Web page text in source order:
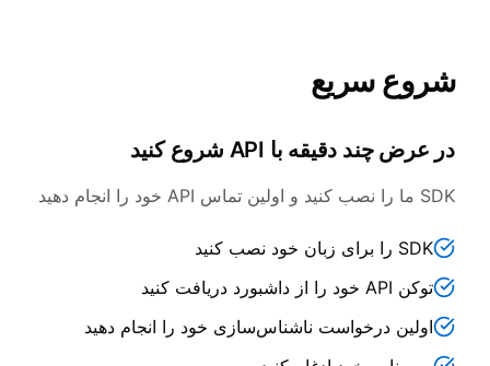
شروع سریع
در عرض چند دقیقه با API شروع کنید
SDK ما را نصب کنید و اولین تماس API خود را انجام دهید
SDK را برای زبان خود نصب کنید
توکن API خود را از داشبورد دریافت کنید
اولین درخواست ناشناس‌سازی خود را انجام دهید